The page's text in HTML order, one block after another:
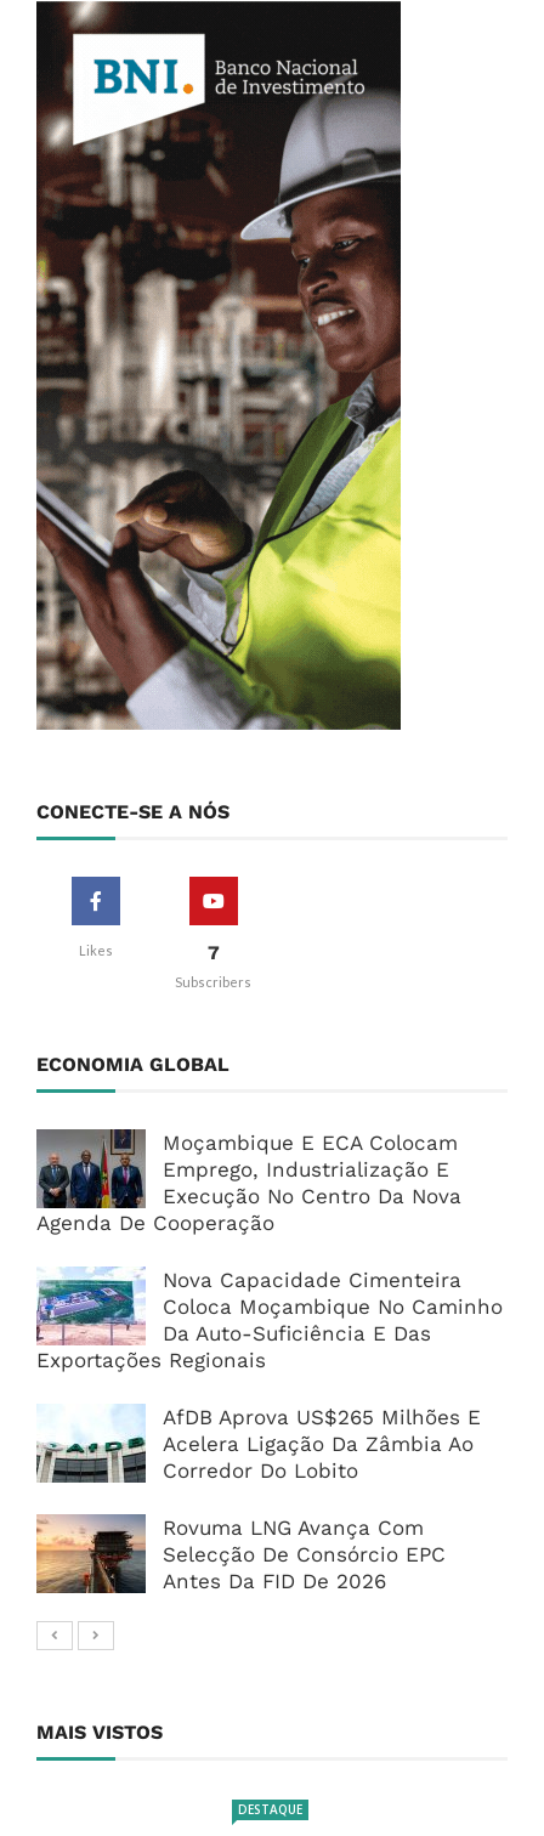
CONECTE-SE A NÓS
Likes 7
Subscribers
ECONOMIA GLOBAL
Moçambique E ECA Colocam
Emprego, Industrialização E
Execução No Centro Da Nova
Agenda De Cooperação
Nova Capacidade Cimenteira
Coloca Moçambique No Caminho
Da Auto-Suficiência E Das
Exportações Regionais
AfDB Aprova US$265 Milhões E
Acelera Ligação Da Zâmbia Ao
Corredor Do Lobito
Rovuma LNG Avança Com
Selecção De Consórcio EPC
Antes Da FID De 2026
MAIS VISTOS
DESTAQUE